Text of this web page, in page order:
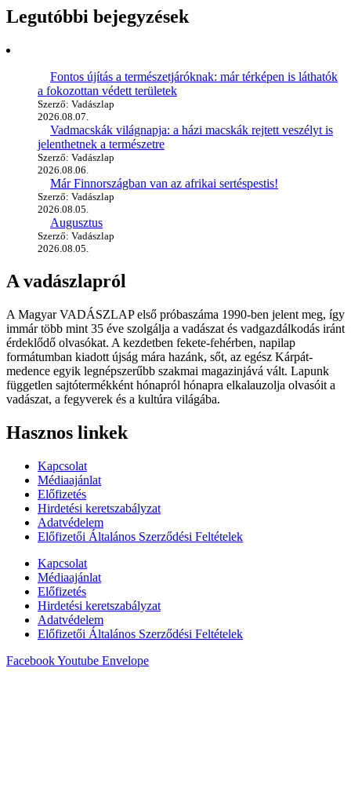
Legutóbbi bejegyzések
Fontos újítás a természetjáróknak: már térképen is láthatók
a fokozottan védett területek
Szerző: Vadászlap
2026.08.07.
Vadmacskák világnapja: a házi macskák rejtett veszélyt is
jelenthetnek a természetre
Szerző: Vadászlap
2026.08.06.
Már Finnországban van az afrikai sertéspestis!
Szerző: Vadászlap
2026.08.05.
Augusztus
Szerző: Vadászlap
2026.08.05.
A vadászlapról
A Magyar VADÁSZLAP első próbaszáma 1990-ben jelent meg, így
immár több mint 35 éve szolgálja a vadászat és vadgazdálkodás iránt
érdeklődő olvasókat. A kezdetben fekete-fehérben, napilap
formátumban kiadott újság mára hazánk, sőt, az egész Kárpát-
medence egyik legnépszerűbb szakmai magazinjává vált. Lapunk
független sajtótermékként hónapról hónapra elkalauzolja olvasóit a
vadászat, a fegyverek és a kultúra világába.
Hasznos linkek
Kapcsolat
Médiaajánlat
Előfizetés
Hirdetési keretszabályzat
Adatvédelem
Előfizetői Általános Szerződési Feltételek
Kapcsolat
Médiaajánlat
Előfizetés
Hirdetési keretszabályzat
Adatvédelem
Előfizetői Általános Szerződési Feltételek
FacebookYoutube Envelope